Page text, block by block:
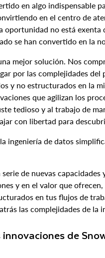
en algo indispensable
en el centro de
no está
se han convertido en la
mejor solución. Nos
por las complejidades
y no estructurados en la
que agilizan los
tedioso y al trabajo de
con libertad para
ingeniería de datos
de nuevas
y en el valor que
en tus flujos de
las complejidades de la
de